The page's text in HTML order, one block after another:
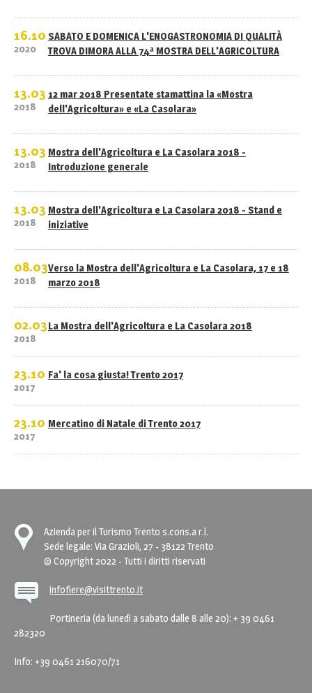
16.10
2020
SABATO E DOMENICA L'ENOGASTRONOMIA DI QUALITÀ
TROVA DIMORA ALLA 74ª MOSTRA DELL'AGRICOLTURA
13.03
2018
12 mar 2018 Presentate stamattina la «Mostra
dell'Agricoltura» e «La Casolara»
13.03
2018
Mostra dell'Agricoltura e La Casolara 2018 -
Introduzione generale
13.03
2018
Mostra dell'Agricoltura e La Casolara 2018 - Stand e
iniziative
08.03
2018
Verso la Mostra dell'Agricoltura e La Casolara, 17 e 18
marzo 2018
02.03
2018
La Mostra dell'Agricoltura e La Casolara 2018
23.10
2017
Fa' la cosa giusta! Trento 2017
23.10
2017
Mercatino di Natale di Trento 2017
Azienda per il Turismo Trento s.cons.a r.l.
Sede legale: Via Grazioli, 27 - 38122 Trento
© Copyright 2022 - Tutti i diritti riservati
infofiere@visittrento.it
Portineria (da lunedì a sabato dalle 8 alle 20): + 39 0461
282320
Info: +39 0461 216070/71